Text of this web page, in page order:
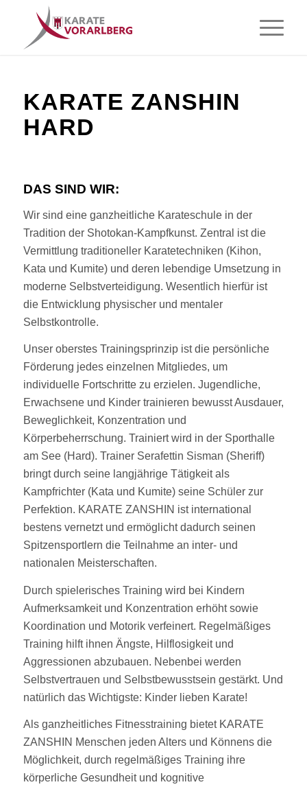
KARATE ZANSHIN
HARD
DAS SIND WIR:
Wir sind eine ganzheitliche Karateschule in der
Tradition der Shotokan-Kampfkunst. Zentral ist die
Vermittlung traditioneller Karatetechniken (Kihon,
Kata und Kumite) und deren lebendige Umsetzung in
moderne Selbstverteidigung. Wesentlich hierfür ist
die Entwicklung physischer und mentaler
Selbstkontrolle.
Unser oberstes Trainingsprinzip ist die persönliche
Förderung jedes einzelnen Mitgliedes, um
individuelle Fortschritte zu erzielen. Jugendliche,
Erwachsene und Kinder trainieren bewusst Ausdauer,
Beweglichkeit, Konzentration und
Körperbeherrschung. Trainiert wird in der Sporthalle
am See (Hard). Trainer Serafettin Sisman (Sheriff)
bringt durch seine langjährige Tätigkeit als
Kampfrichter (Kata und Kumite) seine Schüler zur
Perfektion. KARATE ZANSHIN ist international
bestens vernetzt und ermöglicht dadurch seinen
Spitzensportlern die Teilnahme an inter- und
nationalen Meisterschaften.
Durch spielerisches Training wird bei Kindern
Aufmerksamkeit und Konzentration erhöht sowie
Koordination und Motorik verfeinert. Regelmäßiges
Training hilft ihnen Ängste, Hilflosigkeit und
Aggressionen abzubauen. Nebenbei werden
Selbstvertrauen und Selbstbewusstsein gestärkt. Und
natürlich das Wichtigste: Kinder lieben Karate!
Als ganzheitliches Fitnesstraining bietet KARATE
ZANSHIN Menschen jeden Alters und Könnens die
Möglichkeit, durch regelmäßiges Training ihre
körperliche Gesundheit und kognitive